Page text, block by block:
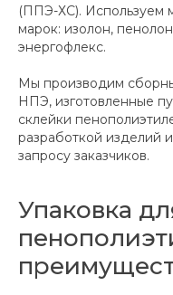
(ППЭ-ХС). Используем
марок: изолон,
энергофлекс.
Мы производим
НПЭ, изготовленные
склейки
разработкой изделий
запросу заказчиков.
Упаковка